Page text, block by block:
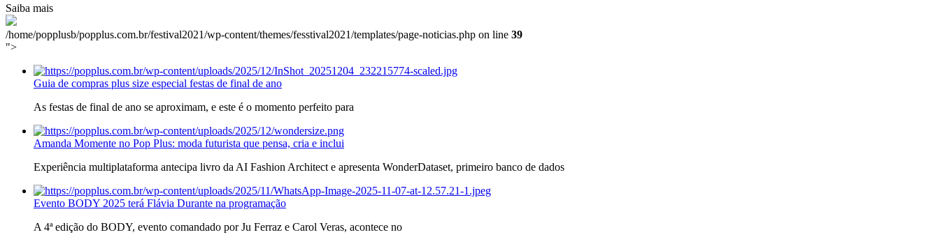
Saiba mais
/home/popplusb/popplus.com.br/festival2021/wp-content/themes/fesstival2021/templates/page-noticias.php on line 39
">
Guia de compras plus size especial festas de final de ano
As festas de final de ano se aproximam, e este é o momento perfeito para
Amanda Momente no Pop Plus: moda futurista que pensa, cria e inclui
Experiência multiplataforma antecipa livro da AI Fashion Architect e apresenta WonderDataset, primeiro banco de dados
Evento BODY 2025 terá Flávia Durante na programação
A 4ª edição do BODY, evento comandado por Ju Ferraz e Carol Veras, acontece no